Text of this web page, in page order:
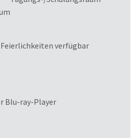
verfügbar
Blu-ray-Player